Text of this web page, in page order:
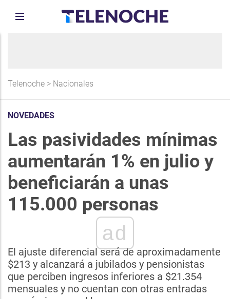
Telenoche > Nacionales
NOVEDADES
Las pasividades mínimas
aumentarán 1% en julio y
beneficiarán a unas
115.000 personas
ad
El ajuste diferencial será de aproximadamente
$213 y alcanzará a jubilados y pensionistas
que perciben ingresos inferiores a $21.354
mensuales y no cuentan con otras entradas